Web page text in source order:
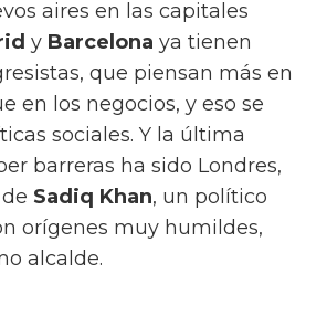
aires en las capitales
y Barcelona ya tienen
que piensan más en
en los negocios, y eso se
sociales. Y la última
barreras ha sido Londres,
Sadiq Khan, un político
orígenes muy humildes,
alcalde.